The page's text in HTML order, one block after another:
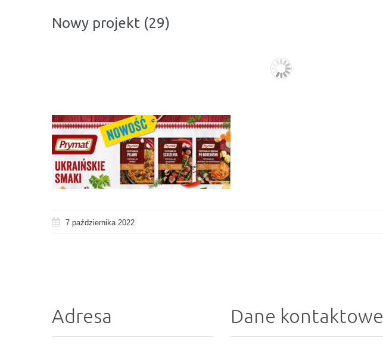
Nowy projekt (29)
7 października 2022
Adresa Dane kontaktowe